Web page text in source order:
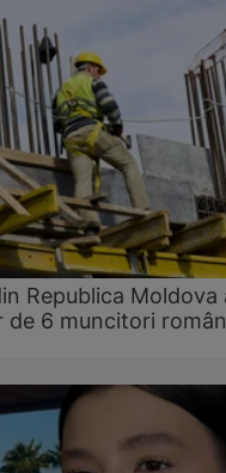
Republica Moldova
de 6 muncitori